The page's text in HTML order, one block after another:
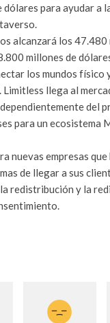
para ayudar a
alcanzará los 47.480
millones de
los mundos
llega al
del
para un ecosistema
nuevas empresas
de llegar a sus
redistribución y la